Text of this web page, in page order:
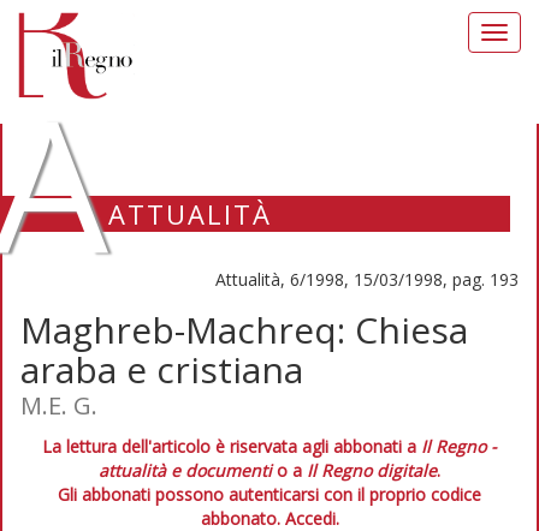
ATTUALITÀ
Attualità, 6/1998, 15/03/1998, pag. 193
Maghreb-Machreq: Chiesa
araba e cristiana
M.E. G.
La lettura dell'articolo è riservata agli abbonati a Il Regno -
attualità e documentio a Il Regno digitale.
Gli abbonati possono autenticarsi con il proprio codice
abbonato. Accedi.